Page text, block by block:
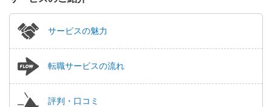
サービスの魅力
転職サービスの流れ
評判・口コミ